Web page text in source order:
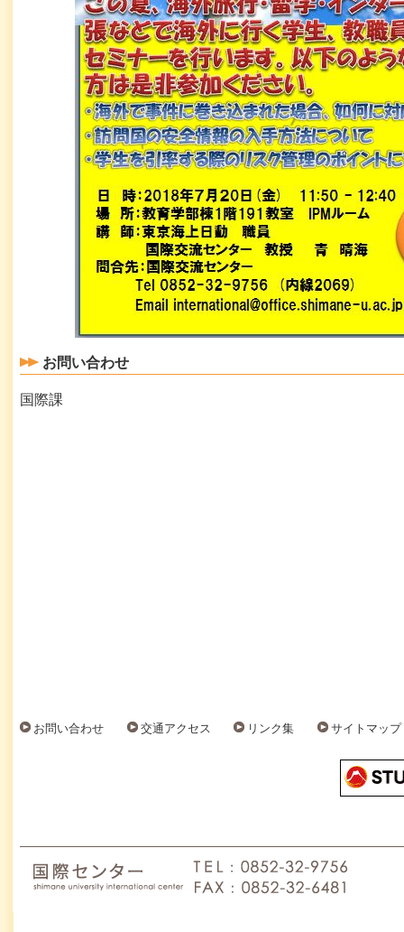
お問い合わせ
国際課
お問い合わせ 交通アクセス リンク集 サイトマップ